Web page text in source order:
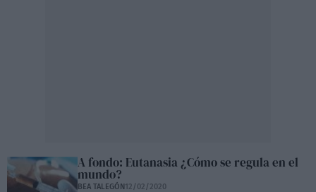
A fondo: Eutanasia ¿Cómo se regula en el
mundo?
BEA TALEGÓN12/02/2020